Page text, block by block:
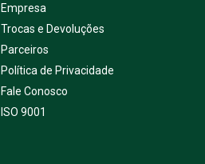
Empresa
Trocas e Devoluções
Parceiros
Política de Privacidade
Fale Conosco
ISO 9001